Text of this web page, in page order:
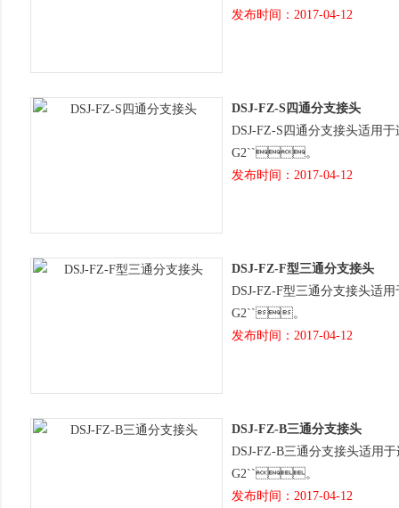
发布时间：2017-04-12
DSJ-FZ-S四通分支接头
DSJ-FZ-S四通分支接头适用于连
G2``。
发布时间：2017-04-12
DSJ-FZ-F型三通分支接头
DSJ-FZ-F型三通分支接头适用于
G2``。
发布时间：2017-04-12
DSJ-FZ-B三通分支接头
DSJ-FZ-B三通分支接头适用于连
G2``。
发布时间：2017-04-12